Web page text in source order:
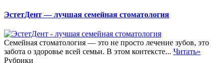
ЭстетДент — лучшая семейная стоматология
Семейная стоматология — это не просто лечение зубов, это
забота о здоровье всей семьи. В этом контексте... Читать»
Рубрики